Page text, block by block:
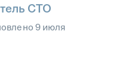
СТО
9 июля